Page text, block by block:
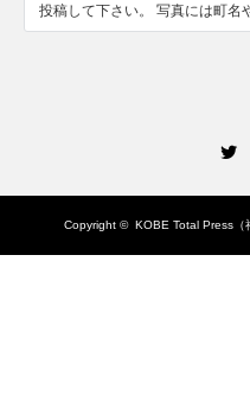
投稿して下さい。 写真には町名
Copyright © KOBE Total Press（